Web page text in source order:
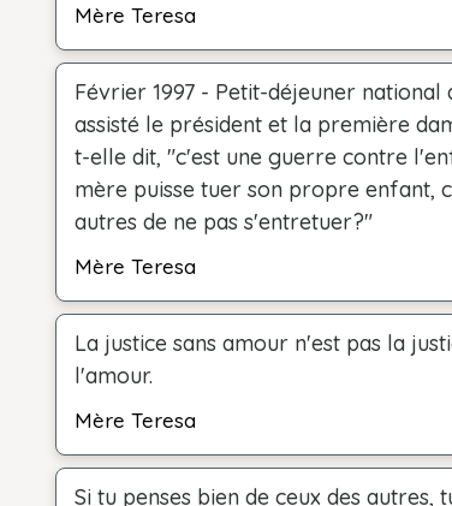
Mère Teresa
Février 1997 - Petit-déjeuner
assisté le président et la première
t-elle dit, "c'est une guerre contre
mère puisse tuer son propre enfant,
autres de ne pas s'entretuer?"
Mère Teresa
La justice sans amour n'est pas la
l'amour.
Mère Teresa
Si tu penses bien de ceux des autres,